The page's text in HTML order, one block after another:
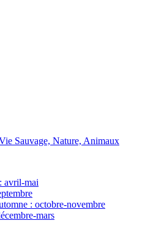
Sauvage, Nature, Animaux
avril-mai
: octobre-novembre
mars